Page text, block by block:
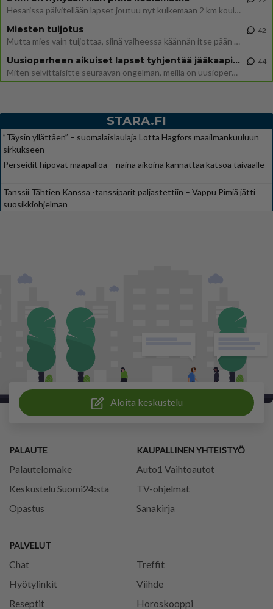
Hesarissa päivitellään lapset joutuu nyt kulkemaan 2 km kouluun jösses. Ruostefillarilla tuo matka menee vaikka miten äk
Miesten tuijotus
Mutta mies vain tuijottaa, siinä vaiheessa käännän itse pään pois. Mikä juttu? Yleensä jos joku tuijottaa tai katsoo, hä
42
Uusioperheen aikuiset lapset tyhjentää jääkaapin käydessään
Miten selvittäisitte seuraavan ongelman, meillä on uusioperhe, minulla teini-ikäiset lapset ja puolisolla aikuiset, jotk
44
STARA.FI
”Täysin yllättäen” – suomalaislaulaja Lotta Hagfors maailmankuuluun
sirkukseen
Perseidit hipovat maapalloa – näinä aikoina kannattaa katsoa taivaalle
Tanssii Tähtien Kanssa -tanssiparit paljastettiin – Vappu Pimiä jätti
suosikkiohjelman
Aloita keskustelu
PALAUTE
Palautelomake
Keskustelu Suomi24:sta
Opastus
PALVELUT
Chat
Treffit
Hyötylinkit
Viihde
Reseptit
Horoskooppi
KAUPALLINEN YHTEISTYÖ
Auto1 Vaihtoautot
TV-ohjelmat
Sanakirja